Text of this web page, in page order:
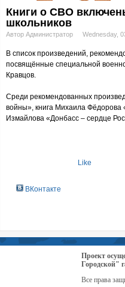
Книги о СВО
школьников
Автор Администратор Wednesday,
В список произведений,
посвящённые специальной
Кравцов.
Среди рекомендованных
войны», книга Михаила Фёдорова
Измайлова «Донбасс – сердце
Like
ВКонтакте
Проект
Городской"
Все права